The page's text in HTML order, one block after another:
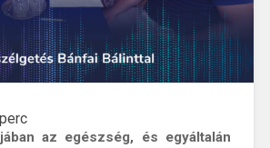
perc
az egészség, és egyáltalán